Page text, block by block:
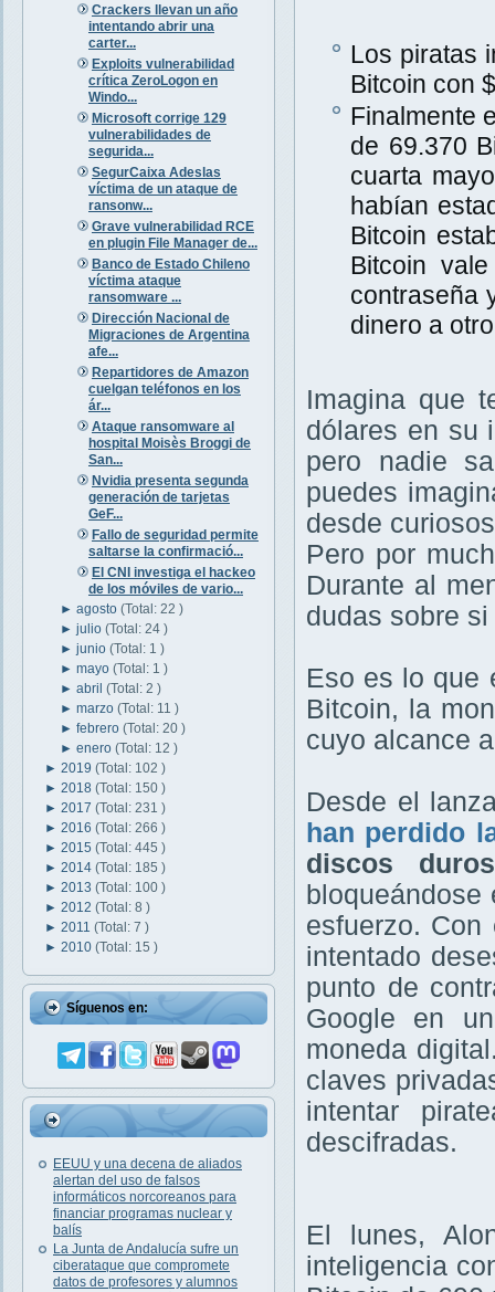
Crackers llevan un año
intentando abrir una
carter...
Exploits vulnerabilidad
crítica ZeroLogon en
Windo...
Microsoft corrige 129
vulnerabilidades de
segurida...
SegurCaixa Adeslas
víctima de un ataque de
ransonw...
Grave vulnerabilidad RCE
en plugin File Manager de...
Banco de Estado Chileno
víctima ataque
ransomware ...
Dirección Nacional de
Migraciones de Argentina
afe...
Repartidores de Amazon
cuelgan teléfonos en los
ár...
Ataque ransomware al
hospital Moisès Broggi de
San...
Nvidia presenta segunda
generación de tarjetas
GeF...
Fallo de seguridad permite
saltarse la confirmació...
El CNI investiga el hackeo
de los móviles de vario...
►agosto(Total: 22 )
►julio(Total: 24 )
►junio(Total: 1 )
►mayo(Total: 1 )
►abril(Total: 2 )
►marzo(Total: 11 )
►febrero(Total: 20 )
►enero(Total: 12 )
► 2019 (Total: 102 )
► 2018 (Total: 150 )
► 2017 (Total: 231 )
► 2016 (Total: 266 )
► 2015 (Total: 445 )
► 2014 (Total: 185 )
► 2013 (Total: 100 )
► 2012 (Total: 8 )
► 2011 (Total: 7 )
► 2010 (Total: 15 )
Síguenos en:
EEUU y una decena de aliados
alertan del uso de falsos
informáticos norcoreanos para
financiar programas nuclear y
balís
La Junta de Andalucía sufre un
ciberataque que compromete
datos de profesores y alumnos
Los piratas
Bitcoin con
Finalmente
de 69.370
cuarta
habían
Bitcoin
Bitcoin
contraseña
dinero a
Imagina que
dólares en su
pero nadie
puedes
desde
Pero por
Durante al
dudas sobre
Eso es lo que
Bitcoin, la
cuyo alcance
Desde el
han perdido
discos
esfuerzo.
intentado
punto de
Google en
moneda
claves
intentar
descifradas.
El lunes,
inteligencia